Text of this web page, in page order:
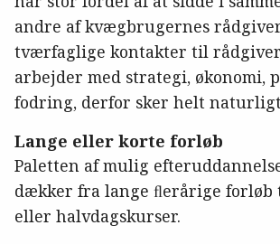
andre af kvægbrugernes
tværfaglige kontakter til
arbejder med strategi, økonomi,
fodring, derfor sker helt
Lange eller korte forløb
Paletten af mulig
dækker fra lange ﬂerårige
eller halvdagskurser.